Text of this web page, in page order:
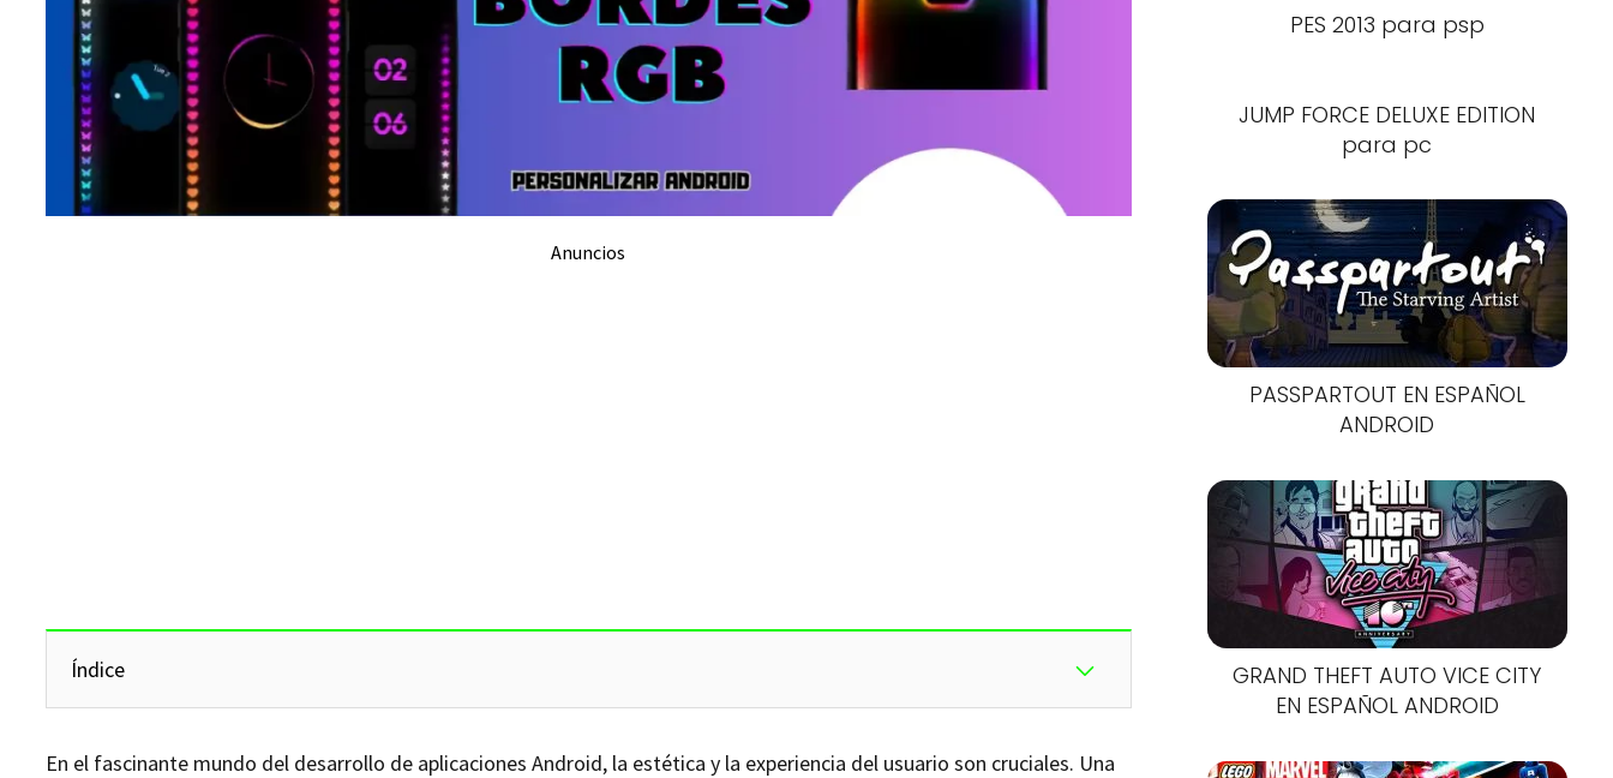
Anuncios
Índice
En el fascinante mundo del desarrollo de aplicaciones Android, la estética y la experiencia del usuario son cruciales. Una
PES 2013 para psp
JUMP FORCE DELUXE EDITION
para pc
PASSPARTOUT EN ESPAÑOL
ANDROID
GRAND THEFT AUTO VICE CITY
EN ESPAÑOL ANDROID